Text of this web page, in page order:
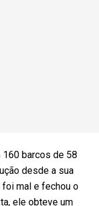
160 barcos de 58
desde a sua
foi mal e fechou o
ele obteve um